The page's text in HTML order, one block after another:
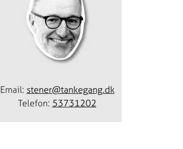
Email: stener@tankegang.dk
Telefon: 53731202